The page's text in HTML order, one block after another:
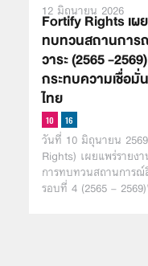
12 มิถุนายน 2026
Fortify Rights เผ
ทบทวนสถานกา
วาระ (2565 -
กระทบความเชื่อ
ไทย
วันที่ 10 มิถุนายน
Rights) เผยแพร่รายง
การทบทวนสถานการ
รอบที่ 4 (2565 – 2569)’